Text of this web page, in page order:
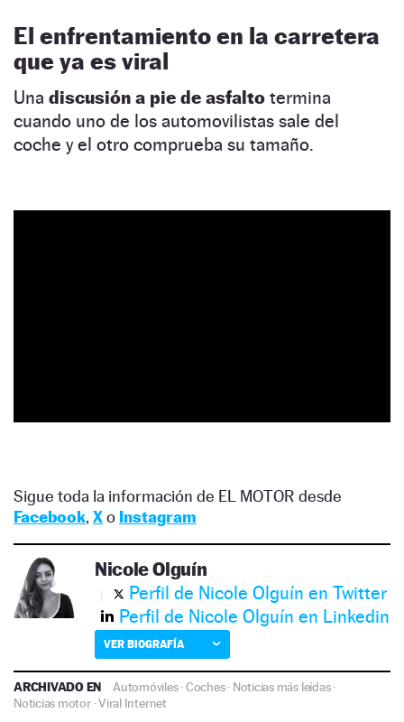
El enfrentamiento en la carretera
que ya es viral
Una discusión a pie de asfalto termina
cuando uno de los automovilistas sale del
coche y el otro comprueba su tamaño.
Sigue toda la información de EL MOTOR desde
Facebook, Xo Instagram
Nicole Olguín
Perfil de Nicole Olguín en Twitter
Perfil de Nicole Olguín en Linkedin
VER BIOGRAFÍA
ARCHIVADO EN Automóviles·Coches· Noticias más leídas·
Noticias motor·Viral Internet